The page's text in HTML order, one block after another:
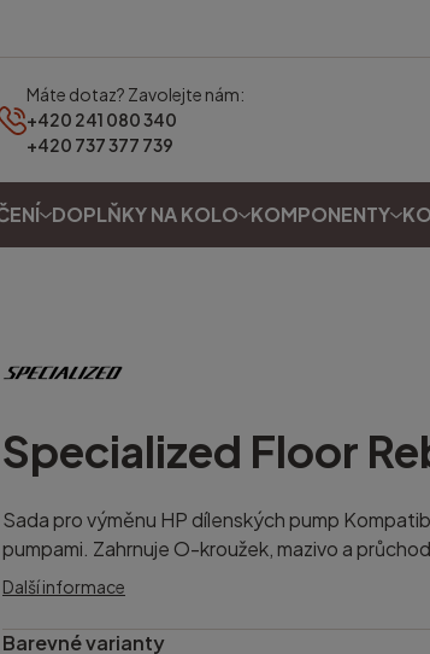
Máte dotaz? Zavolejte nám:
+420 241 080 340
+420 737 377 739
DOPLŇKY NA KOLO KOMPONENTY
Specialized Floor
Sada pro výměnu HP dílenských pump
pumpami. Zahrnuje O-kroužek, mazivo a
Další informace
Barevné varianty